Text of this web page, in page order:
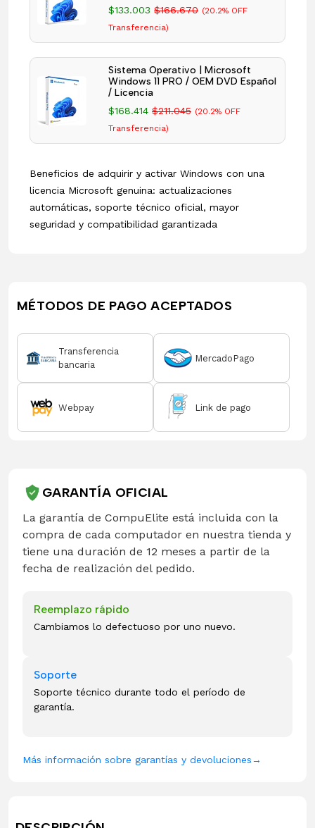
$133.003 $166.670 (20.2% OFF
Transferencia)
Sistema Operativo | Microsoft
Windows 11 PRO / OEM DVD Español
/ Licencia
$168.414 $211.045 (20.2% OFF
Transferencia)
Beneficios de adquirir y activar Windows con una
licencia Microsoft genuina: actualizaciones
automáticas, soporte técnico oficial, mayor
seguridad y compatibilidad garantizada
MÉTODOS DE PAGO ACEPTADOS
Transferencia
bancaria
MercadoPago
Webpay Link de pago
GARANTÍA OFICIAL
La garantía de CompuElite está incluida con la
compra de cada computador en nuestra tienda y
tiene una duración de 12 meses a partir de la
fecha de realización del pedido.
Reemplazo rápido
Cambiamos lo defectuoso por uno nuevo.
Soporte
Soporte técnico durante todo el período de
garantía.
Más información sobre garantías y devoluciones→